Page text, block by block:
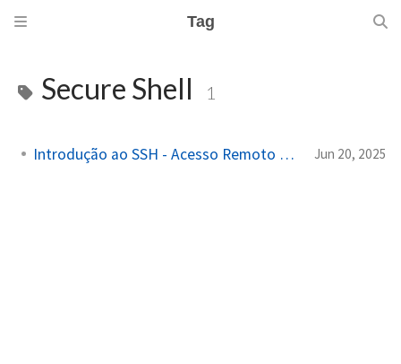
Tag
Secure Shell 1
Introdução ao SSH - Acesso Remoto Seguro Jun 20, 2025